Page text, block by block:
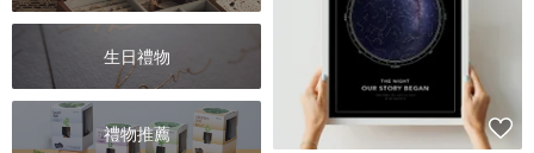
生日禮物
禮物推薦